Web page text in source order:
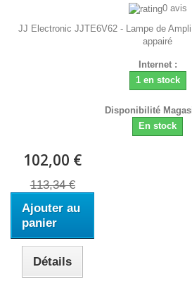
0 avis
JJ Electronic JJTE6V62 - Lampe de
appairé
Internet :
1 en stock
Disponibilité
En stock
102,00 €
113,34 €
Ajouter au
panier
Détails